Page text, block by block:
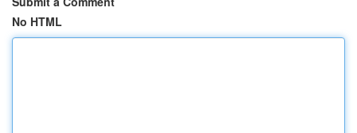
No HTML